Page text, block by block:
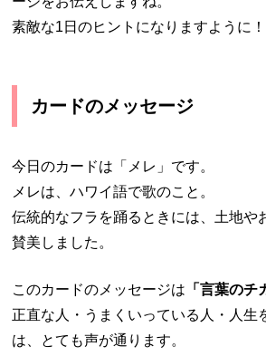
素敵な1日のヒントになりますように！
カードのメッセージ
今日のカードは「メレ」です。
メレは、ハワイ語で歌のこと。
伝統的なフラを踊るときには、土地や
賛美しました。
このカードのメッセージは 「言葉のチ
正直な人・うまくいっている人・人生
は、とても声が通ります。